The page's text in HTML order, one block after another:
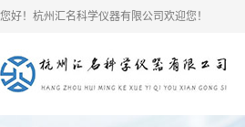
您好！杭州汇名科学仪器有限公司欢迎您！